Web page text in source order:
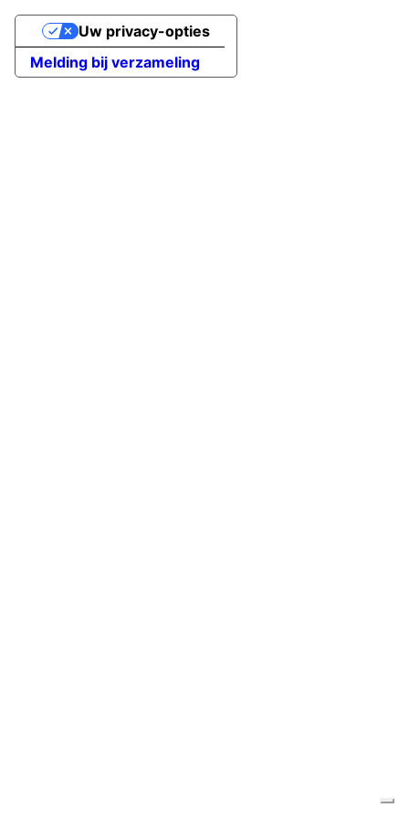
Melding bij verzameling
Uw privacy-opties